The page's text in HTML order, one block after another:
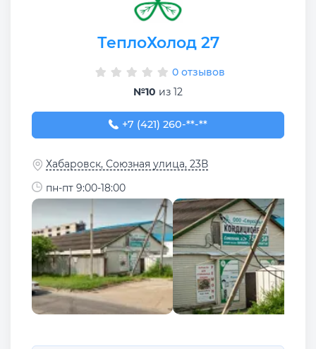
ТеплоХолод 27
0 отзывов
№10 из 12
+7 (421) 260-03-50
+7 (421) 260-**-**
Хабаровск, Союзная улица, 23В
пн-пт 9:00-18:00